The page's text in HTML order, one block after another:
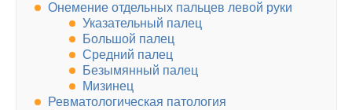
Онемение отдельных пальцев левой руки
Указательный палец
Большой палец
Средний палец
Безымянный палец
Мизинец
Ревматологическая патология